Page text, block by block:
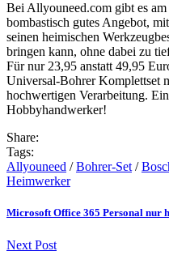
Bei Allyouneed.com gibt es
bombastisch gutes Angebot,
seinen heimischen
bringen kann, ohne dabei zu
Für nur 23,95 anstatt 49,95
Universal-Bohrer Komplettset
hochwertigen Verarbeitung.
Hobbyhandwerker!
Share:
Tags:
Allyouneed /Bohrer-Set /
Heimwerker
Microsoft Office 365 Personal nur
Next Post